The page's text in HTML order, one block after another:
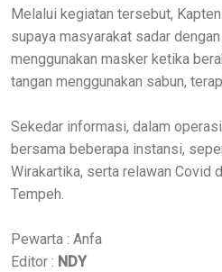
Melalui kegiatan tersebut,
supaya masyarakat sadar
menggunakan masker ketika
tangan menggunakan sabun,
Sekedar informasi, dalam
bersama beberapa instansi,
Wirakartika, serta relawan Covid
Tempeh.
Pewarta : Anfa
Editor : NDY